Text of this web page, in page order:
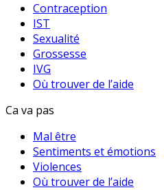
Contraception
IST
Sexualité
Grossesse
IVG
Où trouver de l’aide
Ca va pas
Mal être
Sentiments et émotions
Violences
Où trouver de l’aide